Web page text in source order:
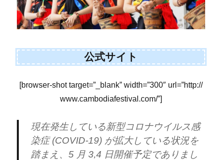
公式サイト
[browser-shot target=”_blank” width=”300″ url=”http://
www.cambodiafestival.com/”]
現在発生している新型コロナウイルス感
染症 (COVID-19) が拡大している状況を
踏まえ、5 月 3,4 日開催予定でありまし